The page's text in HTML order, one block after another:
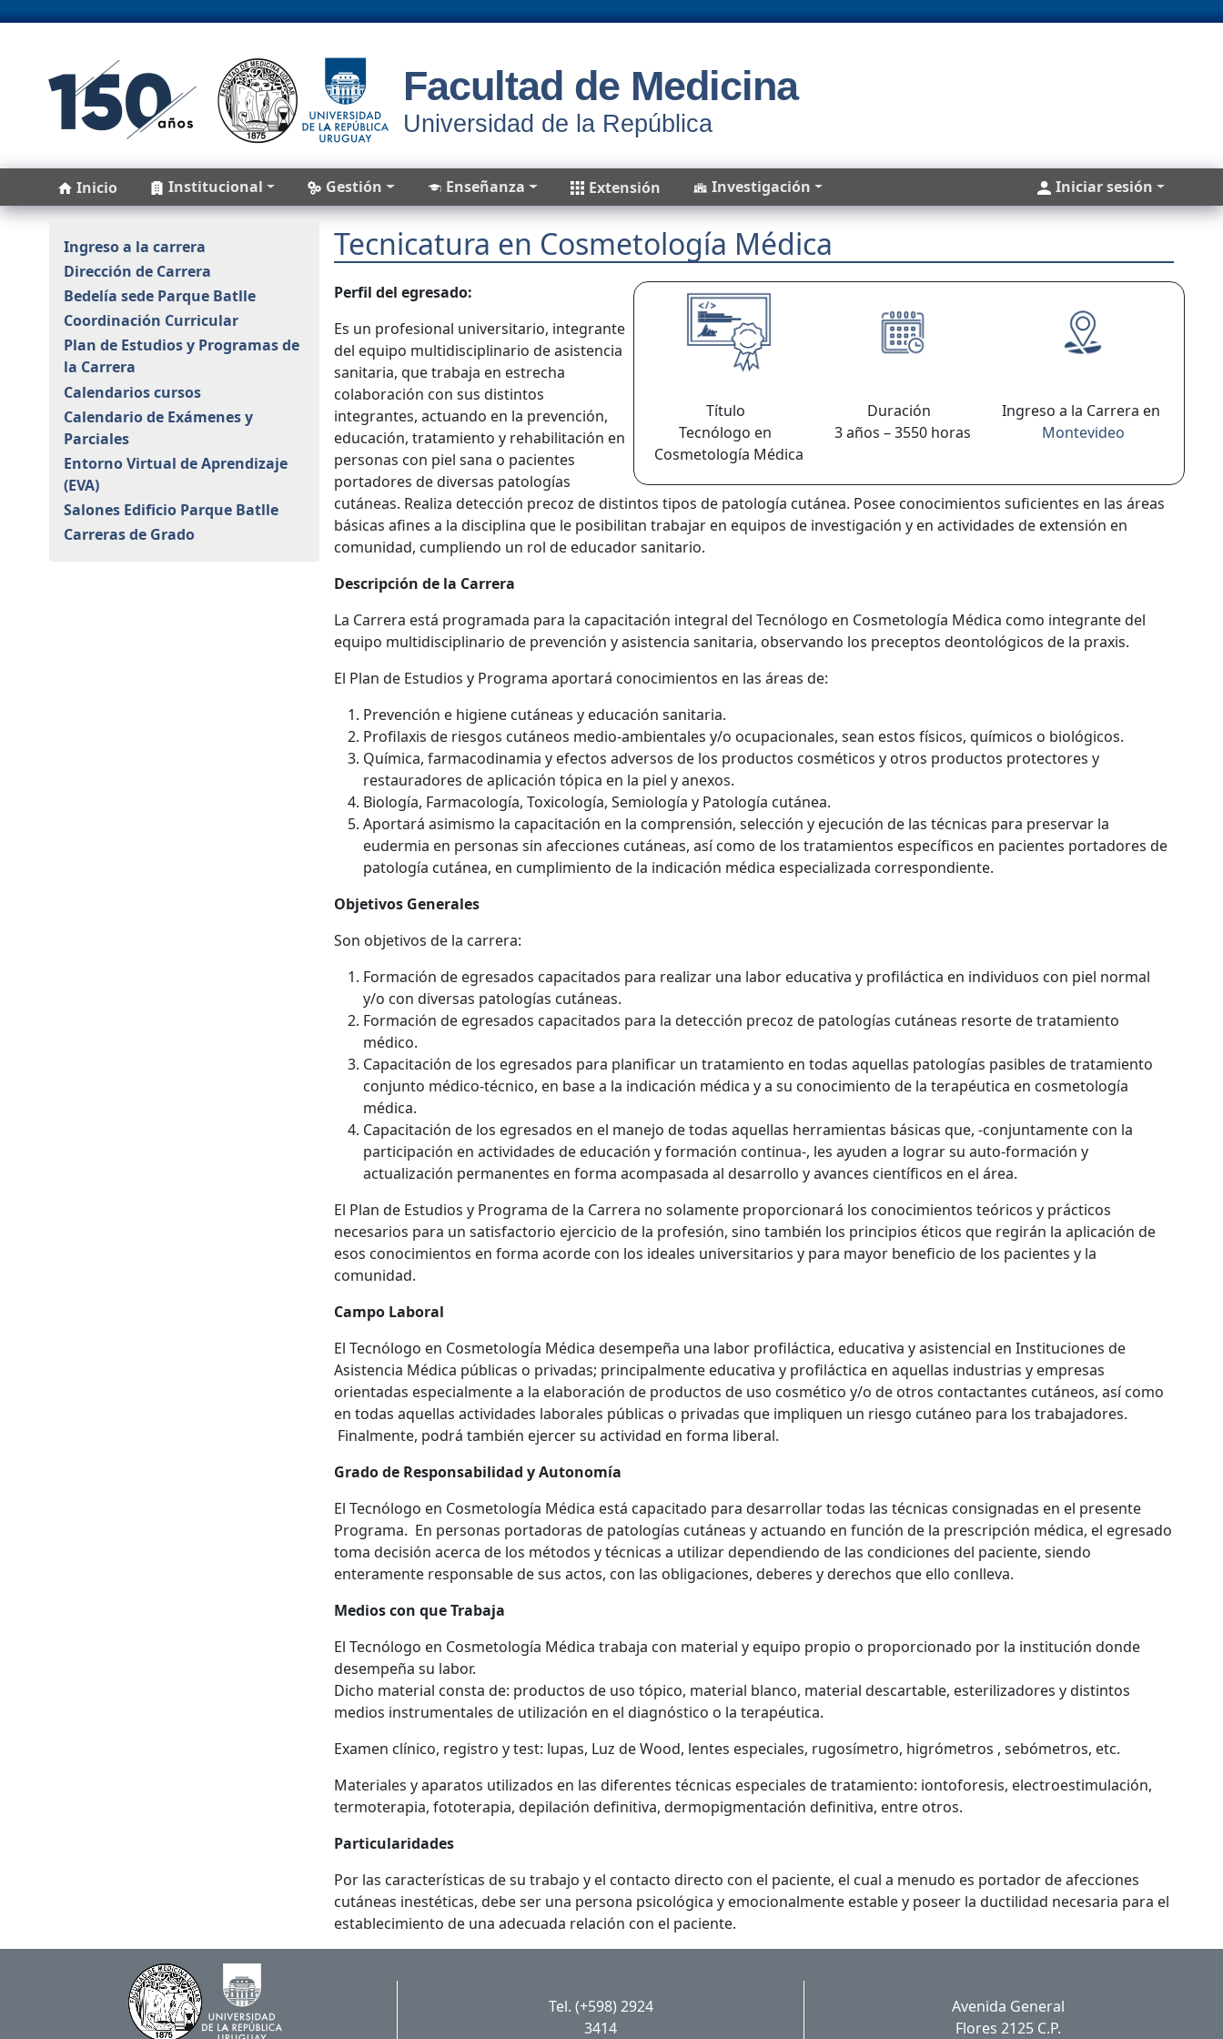
Facultad de Medicina
Universidad de la República
Main navigation
Inicio Institucional Gestión Enseñanza Extensión Investigación Cuentas
Iniciar sesión
Ingreso a la carrera
Dirección de Carrera
Bedelía sede Parque Batlle
Coordinación Curricular
Plan de Estudios y Programas de
la Carrera
Calendarios cursos
Calendario de Exámenes y
Parciales
Entorno Virtual de Aprendizaje
(EVA)
Salones Edificio Parque Batlle
Carreras de Grado
Tecnicatura en Cosmetología Médica
Título
Tecnólogo en
Cosmetología Médica
Duración
3 años – 3550 horas
Ingreso a la Carrera en
Montevideo
Perfil del egresado:
Es un profesional universitario, integrante
del equipo multidisciplinario de asistencia
sanitaria, que trabaja en estrecha
colaboración con sus distintos
integrantes, actuando en la prevención,
educación, tratamiento y rehabilitación en
personas con piel sana o pacientes
portadores de diversas patologías
cutáneas. Realiza detección precoz de distintos tipos de patología cutánea. Posee conocimientos suficientes en las áreas
básicas afines a la disciplina que le posibilitan trabajar en equipos de investigación y en actividades de extensión en
comunidad, cumpliendo un rol de educador sanitario.
Descripción de la Carrera
La Carrera está programada para la capacitación integral del Tecnólogo en Cosmetología Médica como integrante del
equipo multidisciplinario de prevención y asistencia sanitaria, observando los preceptos deontológicos de la praxis.
El Plan de Estudios y Programa aportará conocimientos en las áreas de:
Prevención e higiene cutáneas y educación sanitaria.
Profilaxis de riesgos cutáneos medio-ambientales y/o ocupacionales, sean estos físicos, químicos o biológicos.
Química, farmacodinamia y efectos adversos de los productos cosméticos y otros productos protectores y
restauradores de aplicación tópica en la piel y anexos.
Biología, Farmacología, Toxicología, Semiología y Patología cutánea.
Aportará asimismo la capacitación en la comprensión, selección y ejecución de las técnicas para preservar la
eudermia en personas sin afecciones cutáneas, así como de los tratamientos específicos en pacientes portadores de
patología cutánea, en cumplimiento de la indicación médica especializada correspondiente.
Objetivos Generales
Son objetivos de la carrera:
Formación de egresados capacitados para realizar una labor educativa y profiláctica en individuos con piel normal
y/o con diversas patologías cutáneas.
Formación de egresados capacitados para la detección precoz de patologías cutáneas resorte de tratamiento
médico.
Capacitación de los egresados para planificar un tratamiento en todas aquellas patologías pasibles de tratamiento
conjunto médico-técnico, en base a la indicación médica y a su conocimiento de la terapéutica en cosmetología
médica.
Capacitación de los egresados en el manejo de todas aquellas herramientas básicas que, -conjuntamente con la
participación en actividades de educación y formación continua-, les ayuden a lograr su auto-formación y
actualización permanentes en forma acompasada al desarrollo y avances científicos en el área.
El Plan de Estudios y Programa de la Carrera no solamente proporcionará los conocimientos teóricos y prácticos
necesarios para un satisfactorio ejercicio de la profesión, sino también los principios éticos que regirán la aplicación de
esos conocimientos en forma acorde con los ideales universitarios y para mayor beneficio de los pacientes y la
comunidad.
Campo Laboral
El Tecnólogo en Cosmetología Médica desempeña una labor profiláctica, educativa y asistencial en Instituciones de
Asistencia Médica públicas o privadas; principalmente educativa y profiláctica en aquellas industrias y empresas
orientadas especialmente a la elaboración de productos de uso cosmético y/o de otros contactantes cutáneos, así como
en todas aquellas actividades laborales públicas o privadas que impliquen un riesgo cutáneo para los trabajadores.
Finalmente, podrá también ejercer su actividad en forma liberal.
Grado de Responsabilidad y Autonomía
El Tecnólogo en Cosmetología Médica está capacitado para desarrollar todas las técnicas consignadas en el presente
Programa. En personas portadoras de patologías cutáneas y actuando en función de la prescripción médica, el egresado
toma decisión acerca de los métodos y técnicas a utilizar dependiendo de las condiciones del paciente, siendo
enteramente responsable de sus actos, con las obligaciones, deberes y derechos que ello conlleva.
Medios con que Trabaja
El Tecnólogo en Cosmetología Médica trabaja con material y equipo propio o proporcionado por la institución donde
desempeña su labor.
Dicho material consta de: productos de uso tópico, material blanco, material descartable, esterilizadores y distintos
medios instrumentales de utilización en el diagnóstico o la terapéutica.
Examen clínico, registro y test: lupas, Luz de Wood, lentes especiales, rugosímetro, higrómetros , sebómetros, etc.
Materiales y aparatos utilizados en las diferentes técnicas especiales de tratamiento: iontoforesis, electroestimulación,
termoterapia, fototerapia, depilación definitiva, dermopigmentación definitiva, entre otros.
Particularidades
Por las características de su trabajo y el contacto directo con el paciente, el cual a menudo es portador de afecciones
cutáneas inestéticas, debe ser una persona psicológica y emocionalmente estable y poseer la ductilidad necesaria para el
establecimiento de una adecuada relación con el paciente.
Tel. (+598) 2924
3414
Avenida General
Flores 2125 C.P.